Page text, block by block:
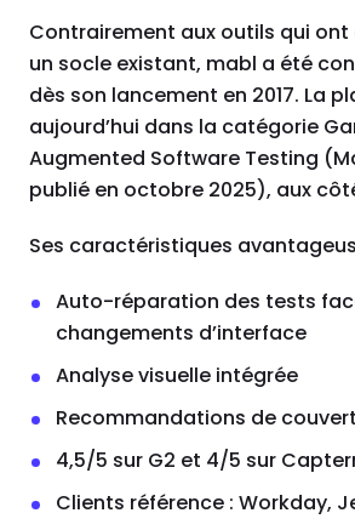
Contrairement aux outils qui ont
un socle existant, mabl a été
dès son lancement en 2017. La
aujourd’hui dans la catégorie
Augmented Software Testing
publié en octobre 2025), aux
Ses caractéristiques
Auto-réparation des tests
changements d’interface
Analyse visuelle intégrée
Recommandations de
4,5/5 sur G2 et 4/5 sur
Clients référence : Workday,